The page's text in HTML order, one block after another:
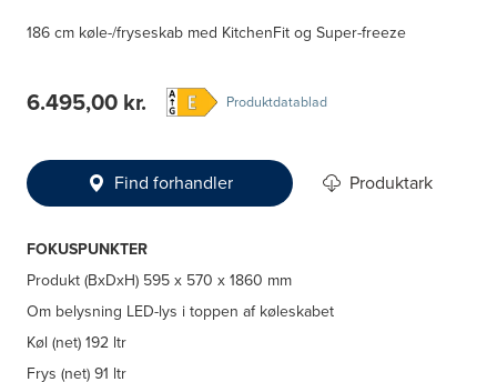
186 cm køle-/fryseskab med KitchenFit og Super-freeze
6.495,00 kr. Produktdatablad
Find forhandler Produktark
FOKUSPUNKTER
Produkt (BxDxH) 595 x 570 x 1860 mm
Om belysning LED-lys i toppen af køleskabet
Køl (net)192 ltr
Frys (net)91 ltr